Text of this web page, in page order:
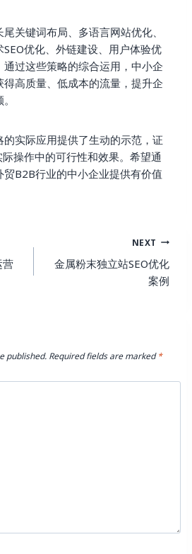
关键词布局、多语言网站优化、
优化、外链建设、用户体验优
过这些策略的综合运用，中小企
高质量、低成本的流量，提升企
的实际应用提供了生动的示范，证
操作中的可行性和效果。希望通
B2B行业的中小企业提供有价值
营
NEXT
金属粉末独立站SEO优化
案例
published. Required fields are marked*